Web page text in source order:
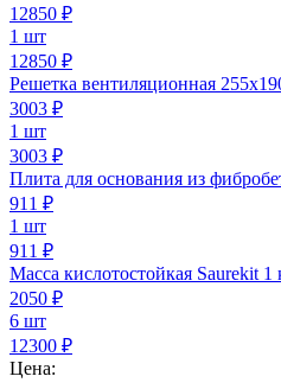
12850 ₽
1 шт
12850 ₽
Решетка вентиляционная
3003 ₽
1 шт
3003 ₽
Плита для основания из
911 ₽
1 шт
911 ₽
Масса кислотостойкая Saurekit
2050 ₽
6 шт
12300 ₽
Цена: